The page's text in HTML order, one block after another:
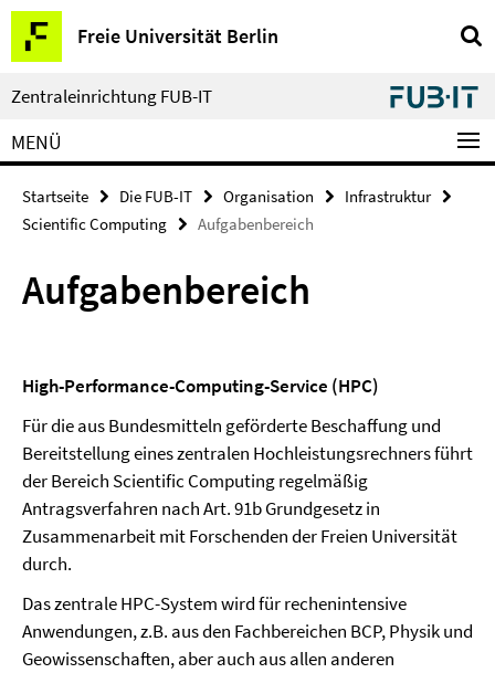
Springe
direkt
zu
Inhalt
Freie Universität Berlin
Service-
Navigation
Zentraleinrichtung FUB-IT
MENÜ
Startseite Die FUB-IT Organisation
Infrastruktur
Scientific Computing
Aufgabenbereich
Aufgabenbereich
High-Performance-Computing-Service (HPC)
Für die aus Bundesmitteln geförderte Beschaffung und
Bereitstellung eines zentralen Hochleistungsrechners führt
der Bereich Scientific Computing regelmäßig
Antragsverfahren nach Art. 91b Grundgesetz in
Zusammenarbeit mit Forschenden der Freien Universität
durch.
Das zentrale HPC-System wird für rechenintensive
Anwendungen, z.B. aus den Fachbereichen BCP, Physik und
Geowissenschaften, aber auch aus allen anderen